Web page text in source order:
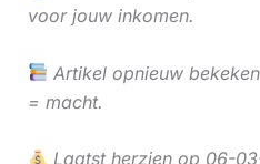
voor jouw inkomen.
Artikel opnieuw
= macht.
Laatst herzien op 06-